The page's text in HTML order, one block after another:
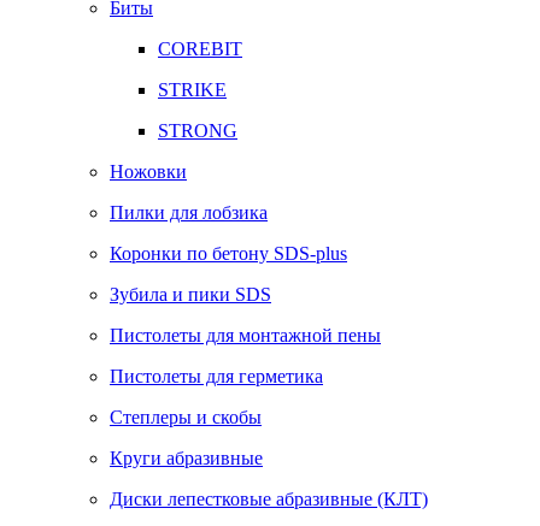
Биты
COREBIT
STRIKE
STRONG
Ножовки
Пилки для лобзика
Коронки по бетону SDS-plus
Зубила и пики SDS
Пистолеты для монтажной пены
Пистолеты для герметика
Степлеры и скобы
Круги абразивные
Диски лепестковые абразивные (КЛТ)